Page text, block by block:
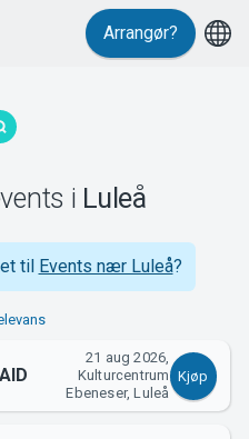
Arrangør?
i Luleå
til Events nær Luleå?
21 aug 2026,
Kulturcentrum
Ebeneser, Luleå
Kjøp